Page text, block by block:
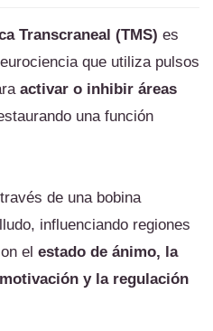
Transcraneal (TMS) es
que utiliza pulsos
activar o inhibir áreas
una función
de una bobina
influenciando regiones
el estado de ánimo, la
y la regulación